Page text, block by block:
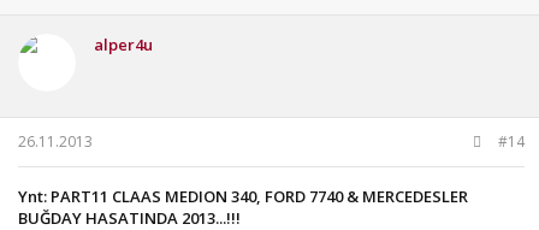
alper4u
26.11.2013 #14
Ynt: PART11 CLAAS MEDION 340, FORD 7740 & MERCEDESLER
BUĞDAY HASATINDA 2013...!!!